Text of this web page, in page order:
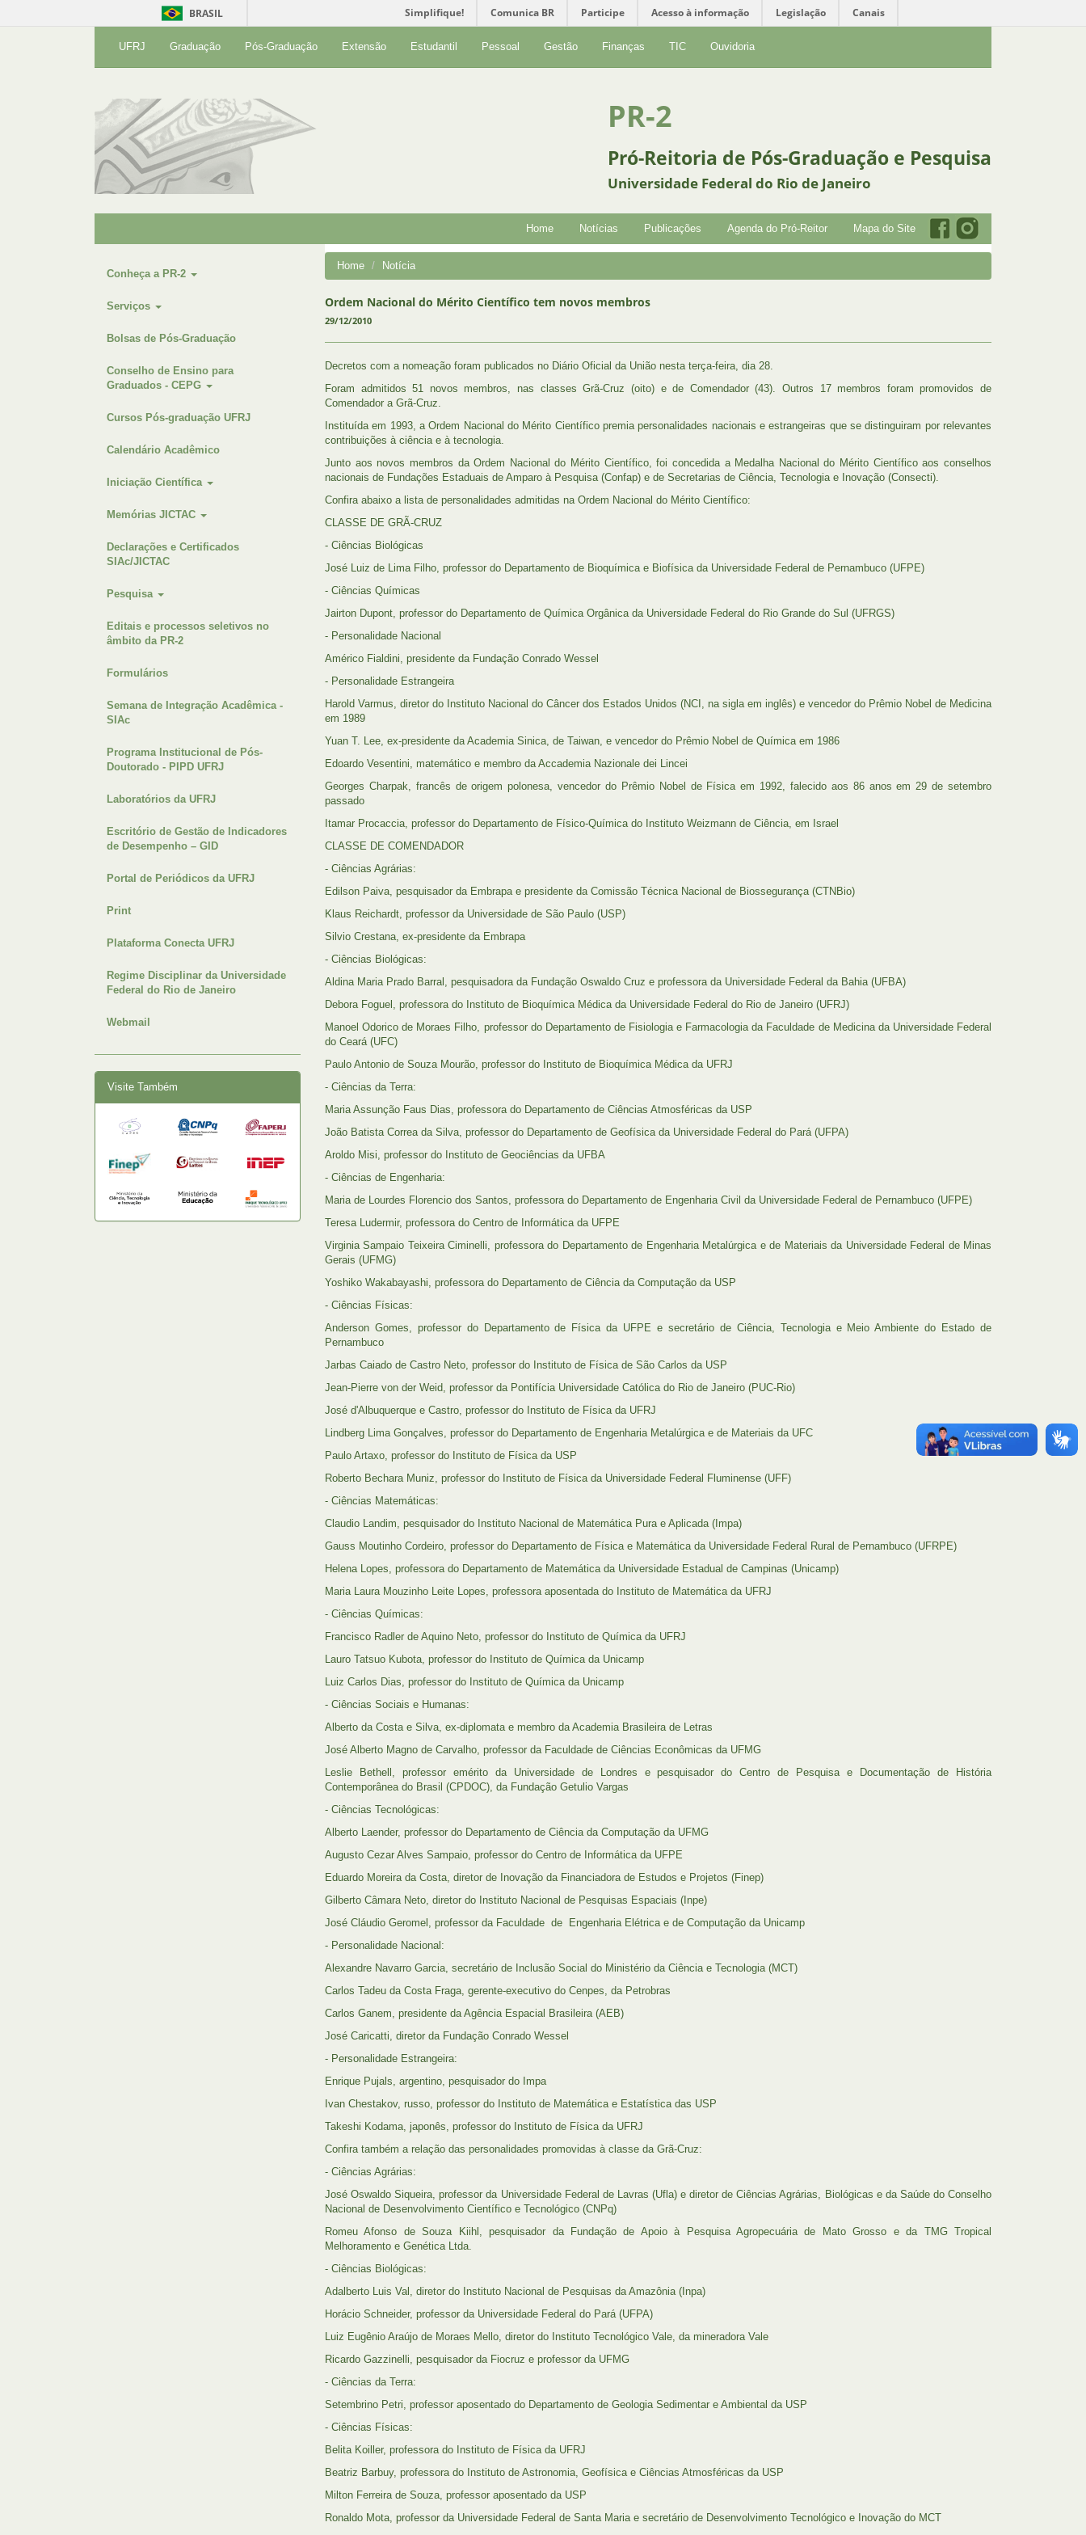
BRASIL Simplifique! Comunica BR Participe Acesso à informação Legislação Canais
UFRJ Graduação Pós-Graduação Extensão Estudantil Pessoal Gestão Finanças TIC Ouvidoria
PR-2
Pró-Reitoria de Pós-Graduação e Pesquisa
Universidade Federal do Rio de Janeiro
Home Notícias Publicações Agenda do Pró-Reitor Mapa do Site
Conheça a PR-2
Serviços
Bolsas de Pós-Graduação
Conselho de Ensino para
Graduados - CEPG
Cursos Pós-graduação UFRJ
Calendário Acadêmico
Iniciação Científica
Memórias JICTAC
Declarações e Certificados
SIAc/JICTAC
Pesquisa
Editais e processos seletivos no
âmbito da PR-2
Formulários
Semana de Integração Acadêmica -
SIAc
Programa Institucional de Pós-
Doutorado - PIPD UFRJ
Laboratórios da UFRJ
Escritório de Gestão de Indicadores
de Desempenho – GID
Portal de Periódicos da UFRJ
Print
Plataforma Conecta UFRJ
Regime Disciplinar da Universidade
Federal do Rio de Janeiro
Webmail
Visite Também
Home Notícia
Ordem Nacional do Mérito Científico tem novos membros
29/12/2010
Decretos com a nomeação foram publicados no Diário Oficial da União nesta terça-feira, dia 28.
Foram admitidos 51 novos membros, nas classes Grã-Cruz (oito) e de Comendador (43). Outros 17 membros foram promovidos de
Comendador a Grã-Cruz.
Instituída em 1993, a Ordem Nacional do Mérito Científico premia personalidades nacionais e estrangeiras que se distinguiram por relevantes
contribuições à ciência e à tecnologia.
Junto aos novos membros da Ordem Nacional do Mérito Científico, foi concedida a Medalha Nacional do Mérito Científico aos conselhos
nacionais de Fundações Estaduais de Amparo à Pesquisa (Confap) e de Secretarias de Ciência, Tecnologia e Inovação (Consecti).
Confira abaixo a lista de personalidades admitidas na Ordem Nacional do Mérito Científico:
CLASSE DE GRÃ-CRUZ
- Ciências Biológicas
José Luiz de Lima Filho, professor do Departamento de Bioquímica e Biofísica da Universidade Federal de Pernambuco (UFPE)
- Ciências Químicas
Jairton Dupont, professor do Departamento de Química Orgânica da Universidade Federal do Rio Grande do Sul (UFRGS)
- Personalidade Nacional
Américo Fialdini, presidente da Fundação Conrado Wessel
- Personalidade Estrangeira
Harold Varmus, diretor do Instituto Nacional do Câncer dos Estados Unidos (NCI, na sigla em inglês) e vencedor do Prêmio Nobel de Medicina
em 1989
Yuan T. Lee, ex-presidente da Academia Sinica, de Taiwan, e vencedor do Prêmio Nobel de Química em 1986
Edoardo Vesentini, matemático e membro da Accademia Nazionale dei Lincei
Georges Charpak, francês de origem polonesa, vencedor do Prêmio Nobel de Física em 1992, falecido aos 86 anos em 29 de setembro
passado
Itamar Procaccia, professor do Departamento de Físico-Química do Instituto Weizmann de Ciência, em Israel
CLASSE DE COMENDADOR
- Ciências Agrárias:
Edilson Paiva, pesquisador da Embrapa e presidente da Comissão Técnica Nacional de Biossegurança (CTNBio)
Klaus Reichardt, professor da Universidade de São Paulo (USP)
Silvio Crestana, ex-presidente da Embrapa
- Ciências Biológicas:
Aldina Maria Prado Barral, pesquisadora da Fundação Oswaldo Cruz e professora da Universidade Federal da Bahia (UFBA)
Debora Foguel, professora do Instituto de Bioquímica Médica da Universidade Federal do Rio de Janeiro (UFRJ)
Manoel Odorico de Moraes Filho, professor do Departamento de Fisiologia e Farmacologia da Faculdade de Medicina da Universidade Federal
do Ceará (UFC)
Paulo Antonio de Souza Mourão, professor do Instituto de Bioquímica Médica da UFRJ
- Ciências da Terra:
Maria Assunção Faus Dias, professora do Departamento de Ciências Atmosféricas da USP
João Batista Correa da Silva, professor do Departamento de Geofísica da Universidade Federal do Pará (UFPA)
Aroldo Misi, professor do Instituto de Geociências da UFBA
- Ciências de Engenharia:
Maria de Lourdes Florencio dos Santos, professora do Departamento de Engenharia Civil da Universidade Federal de Pernambuco (UFPE)
Teresa Ludermir, professora do Centro de Informática da UFPE
Virginia Sampaio Teixeira Ciminelli, professora do Departamento de Engenharia Metalúrgica e de Materiais da Universidade Federal de Minas
Gerais (UFMG)
Yoshiko Wakabayashi, professora do Departamento de Ciência da Computação da USP
- Ciências Físicas:
Anderson Gomes, professor do Departamento de Física da UFPE e secretário de Ciência, Tecnologia e Meio Ambiente do Estado de
Pernambuco
Jarbas Caiado de Castro Neto, professor do Instituto de Física de São Carlos da USP
Jean-Pierre von der Weid, professor da Pontifícia Universidade Católica do Rio de Janeiro (PUC-Rio)
José d'Albuquerque e Castro, professor do Instituto de Física da UFRJ
Lindberg Lima Gonçalves, professor do Departamento de Engenharia Metalúrgica e de Materiais da UFC
Paulo Artaxo, professor do Instituto de Física da USP
Roberto Bechara Muniz, professor do Instituto de Física da Universidade Federal Fluminense (UFF)
- Ciências Matemáticas:
Claudio Landim, pesquisador do Instituto Nacional de Matemática Pura e Aplicada (Impa)
Gauss Moutinho Cordeiro, professor do Departamento de Física e Matemática da Universidade Federal Rural de Pernambuco (UFRPE)
Helena Lopes, professora do Departamento de Matemática da Universidade Estadual de Campinas (Unicamp)
Maria Laura Mouzinho Leite Lopes, professora aposentada do Instituto de Matemática da UFRJ
- Ciências Químicas:
Francisco Radler de Aquino Neto, professor do Instituto de Química da UFRJ
Lauro Tatsuo Kubota, professor do Instituto de Química da Unicamp
Luiz Carlos Dias, professor do Instituto de Química da Unicamp
- Ciências Sociais e Humanas:
Alberto da Costa e Silva, ex-diplomata e membro da Academia Brasileira de Letras
José Alberto Magno de Carvalho, professor da Faculdade de Ciências Econômicas da UFMG
Leslie Bethell, professor emérito da Universidade de Londres e pesquisador do Centro de Pesquisa e Documentação de História
Contemporânea do Brasil (CPDOC), da Fundação Getulio Vargas
- Ciências Tecnológicas:
Alberto Laender, professor do Departamento de Ciência da Computação da UFMG
Augusto Cezar Alves Sampaio, professor do Centro de Informática da UFPE
Eduardo Moreira da Costa, diretor de Inovação da Financiadora de Estudos e Projetos (Finep)
Gilberto Câmara Neto, diretor do Instituto Nacional de Pesquisas Espaciais (Inpe)
José Cláudio Geromel, professor da Faculdade de Engenharia Elétrica e de Computação da Unicamp
- Personalidade Nacional:
Alexandre Navarro Garcia, secretário de Inclusão Social do Ministério da Ciência e Tecnologia (MCT)
Carlos Tadeu da Costa Fraga, gerente-executivo do Cenpes, da Petrobras
Carlos Ganem, presidente da Agência Espacial Brasileira (AEB)
José Caricatti, diretor da Fundação Conrado Wessel
- Personalidade Estrangeira:
Enrique Pujals, argentino, pesquisador do Impa
Ivan Chestakov, russo, professor do Instituto de Matemática e Estatística das USP
Takeshi Kodama, japonês, professor do Instituto de Física da UFRJ
Confira também a relação das personalidades promovidas à classe da Grã-Cruz:
- Ciências Agrárias:
José Oswaldo Siqueira, professor da Universidade Federal de Lavras (Ufla) e diretor de Ciências Agrárias, Biológicas e da Saúde do Conselho
Nacional de Desenvolvimento Científico e Tecnológico (CNPq)
Romeu Afonso de Souza Kiihl, pesquisador da Fundação de Apoio à Pesquisa Agropecuária de Mato Grosso e da TMG Tropical
Melhoramento e Genética Ltda.
- Ciências Biológicas:
Adalberto Luis Val, diretor do Instituto Nacional de Pesquisas da Amazônia (Inpa)
Horácio Schneider, professor da Universidade Federal do Pará (UFPA)
Luiz Eugênio Araújo de Moraes Mello, diretor do Instituto Tecnológico Vale, da mineradora Vale
Ricardo Gazzinelli, pesquisador da Fiocruz e professor da UFMG
- Ciências da Terra:
Setembrino Petri, professor aposentado do Departamento de Geologia Sedimentar e Ambiental da USP
- Ciências Físicas:
Belita Koiller, professora do Instituto de Física da UFRJ
Beatriz Barbuy, professora do Instituto de Astronomia, Geofísica e Ciências Atmosféricas da USP
Milton Ferreira de Souza, professor aposentado da USP
Ronaldo Mota, professor da Universidade Federal de Santa Maria e secretário de Desenvolvimento Tecnológico e Inovação do MCT